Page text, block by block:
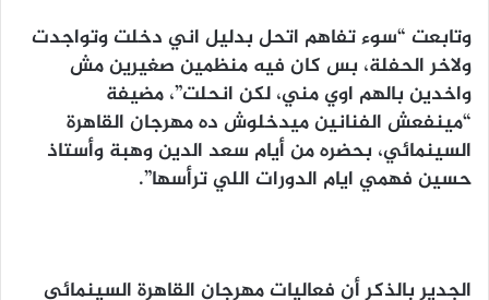
وتابعت “سوء تفاهم اتحل بدليل اني دخلت وتواجدت
ولاخر الحفلة، بس كان فيه منظمين صغيرين مش
واخدين بالهم اوي مني، لكن انحلت”، مضيفة
“مينفعش الفنانين ميدخلوش ده مهرجان القاهرة
السينمائي، بحضره من أيام سعد الدين وهبة وأستاذ
حسين فهمي ايام الدورات اللي ترأسها”.
الجدير بالذكر أن فعاليات مهرجان القاهرة السينمائي